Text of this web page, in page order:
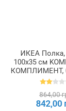
ИКЕА
100x35 см
КОМПЛИМЕНТ,
864,00
842,00